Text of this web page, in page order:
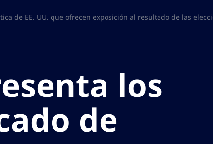
de EE. UU. que ofrecen exposición al resultado de las
los
de